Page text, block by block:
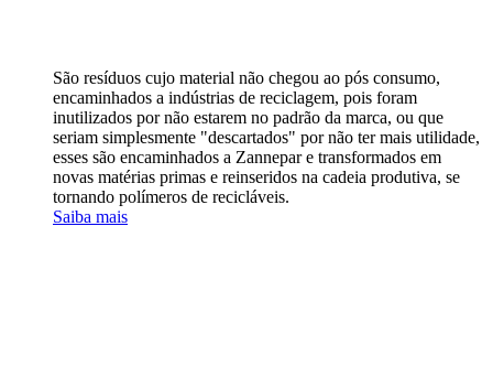
São resíduos cujo material não chegou ao pós consumo,
encaminhados a indústrias de reciclagem, pois foram
inutilizados por não estarem no padrão da marca, ou que
seriam simplesmente "descartados" por não ter mais utilidade,
esses são encaminhados a Zannepar e transformados em
novas matérias primas e reinseridos na cadeia produtiva, se
tornando polímeros de recicláveis.
Saiba mais